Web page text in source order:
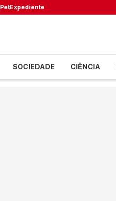
PetExpediente
SOCIEDADE CIÊNCIA